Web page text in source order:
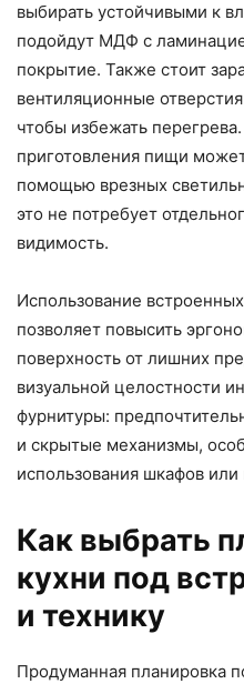
выбирать устойчивыми к
подойдут МДФ с
покрытие. Также стоит
вентиляционные
чтобы избежать
приготовления пищи
помощью врезных
это не потребует
видимость.
Использование
позволяет повысить
поверхность от лишних
визуальной целостности
фурнитуры:
и скрытые механизмы,
использования шкафов
Как выбрать
кухни под
и технику
Продуманная планировка